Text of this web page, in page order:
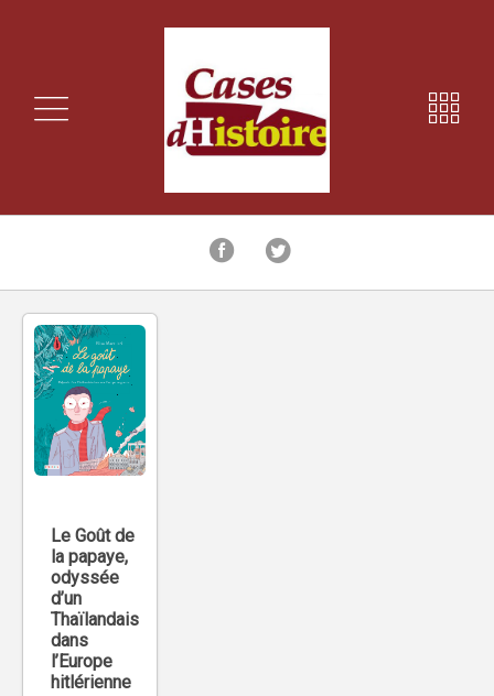
Le Goût de
la papaye,
odyssée
d’un
Thaïlandais
dans
l’Europe
hitlérienne